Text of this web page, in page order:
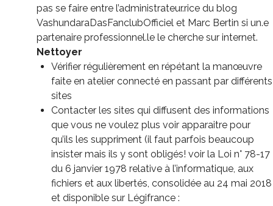
pas se faire entre l’administrateur.rice du blog
VashundaraDasFanclubOfficiel et Marc Bertin si un.e
partenaire professionnel.le le cherche sur internet.
Nettoyer
Vérifier régulièrement en répétant la manœuvre
faite en atelier connecté en passant par différents
sites
Contacter les sites qui diffusent des informations
que vous ne voulez plus voir apparaitre pour
qu’ils les suppriment (il faut parfois beaucoup
insister mais ils y sont obligés! voir la Loi n° 78-17
du 6 janvier 1978 relative à l’informatique, aux
fichiers et aux libertés, consolidée au 24 mai 2018
et disponible sur Légifrance :